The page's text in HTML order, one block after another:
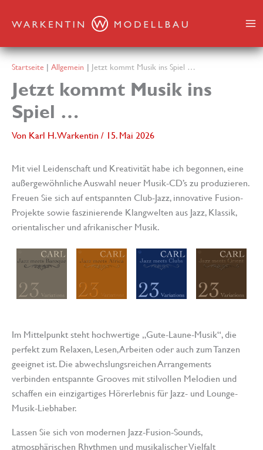
Inhalt
Startseite Allgemein Jetzt kommt Musik ins Spiel …
Jetzt kommt Musik ins
Spiel …
Von Karl H. Warkentin / 15. Mai 2026
Mit viel Leidenschaft und Kreativität habe ich begonnen, eine
außergewöhnliche Auswahl neuer Musik-CD’s zu produzieren.
Freuen Sie sich auf entspannten Club-Jazz, innovative Fusion-
Projekte sowie faszinierende Klangwelten aus Jazz, Klassik,
orientalischer und afrikanischer Musik.
Im Mittelpunkt steht hochwertige „Gute-Laune-Musik“, die
perfekt zum Relaxen, Lesen, Arbeiten oder auch zum Tanzen
geeignet ist. Die abwechslungsreichen Arrangements
verbinden entspannte Grooves mit stilvollen Melodien und
schaffen ein einzigartiges Hörerlebnis für Jazz- und Lounge-
Musik-Liebhaber.
Lassen Sie sich von modernen Jazz-Fusion-Sounds,
atmosphärischen Rhythmen und musikalischer Vielfalt